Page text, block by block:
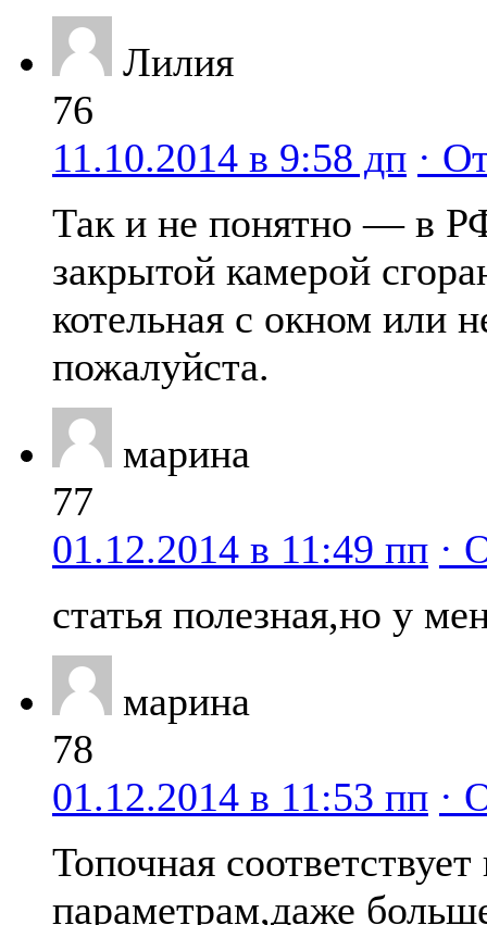
Лилия
76
11.10.2014 в 9:58 дп ·
Так и не понятно — в
закрытой камерой
котельная с окном или
пожалуйста.
марина
77
01.12.2014 в 11:49 пп ·
статья полезная,но у
марина
78
01.12.2014 в 11:53 пп ·
Топочная соответствует
параметрам,даже